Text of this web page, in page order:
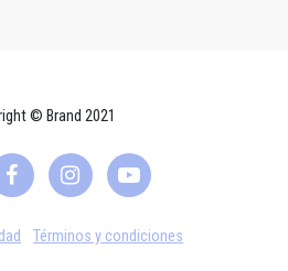
© Brand 2021
Términos y condiciones